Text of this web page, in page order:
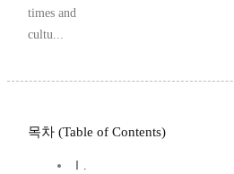
times and
cultu...
목차 (Table of Contents)
Ⅰ.